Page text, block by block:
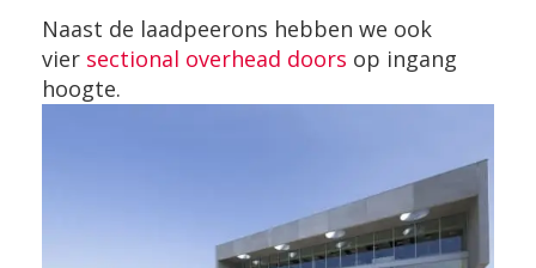
Naast de laadpeerons hebben we ook
vier sectional overhead doors op ingang
hoogte.